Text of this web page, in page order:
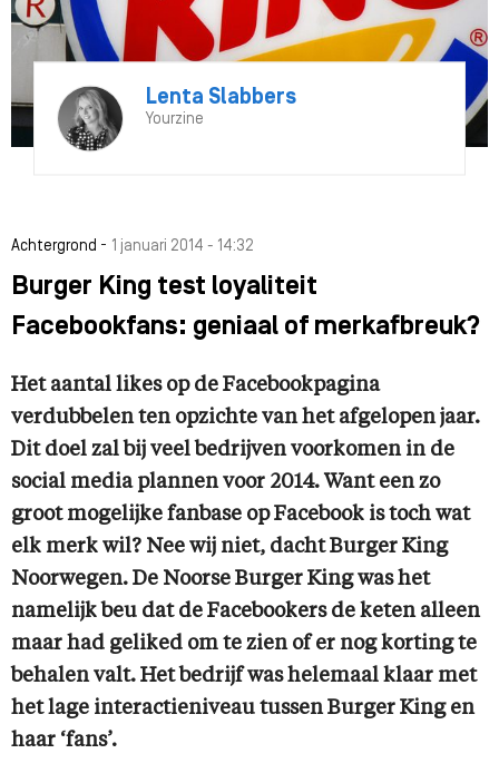
Lenta Slabbers
Yourzine
Achtergrond - 1 januari 2014 - 14:32
Burger King test loyaliteit
Facebookfans: geniaal of merkafbreuk?
Het aantal likes op de Facebookpagina
verdubbelen ten opzichte van het afgelopen jaar.
Dit doel zal bij veel bedrijven voorkomen in de
social media plannen voor 2014. Want een zo
groot mogelijke fanbase op Facebook is toch wat
elk merk wil? Nee wij niet, dacht Burger King
Noorwegen. De Noorse Burger King was het
namelijk beu dat de Facebookers de keten alleen
maar had geliked om te zien of er nog korting te
behalen valt. Het bedrijf was helemaal klaar met
het lage interactieniveau tussen Burger King en
haar ‘fans’.